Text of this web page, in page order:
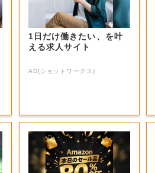
1日だけ働きたい、を叶
える求人サイト
AD(ショットワークス)